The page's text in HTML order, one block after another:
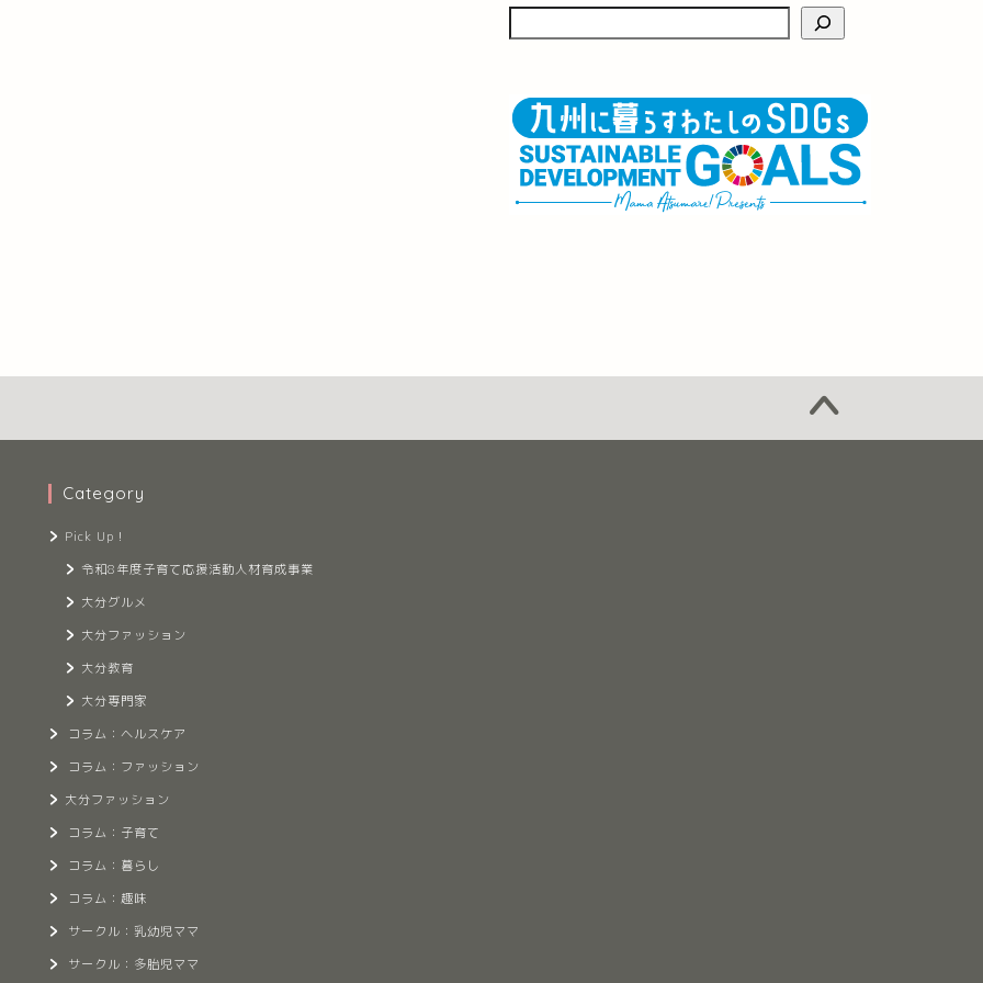
Category
Pick Up！
令和8年度子育て応援活動人材育成事業
大分グルメ
大分ファッション
大分教育
大分専門家
コラム：ヘルスケア
コラム：ファッション
大分ファッション
コラム：子育て
コラム：暮らし
コラム：趣味
サークル：乳幼児ママ
サークル：多胎児ママ